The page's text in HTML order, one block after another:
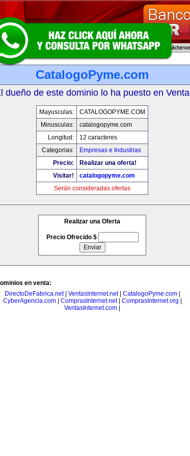
CatalogoPyme.com
dueño de este dominio lo ha puesto en Venta
Mayusculas:
CATALOGOPYME.COM
Minusculas:
catalogopyme.com
Longitud:
12 caracteres
Categorias:
Empresas e Industrias
Precio:
Realizar una oferta!
Visitar!
catalogopyme.com
Serán consideradas ofertas
Realizar una Oferta
Precio Ofrecido $
en venta:
DirectoDeFabrica.net| VentasInternet.net| CatalogoPyme.com|
CyberAgencia.com| ComprasInternet.net| ComprasInternet.org
VentasInternet.com